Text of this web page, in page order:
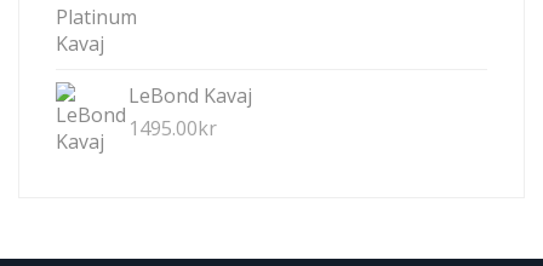
LeBond Kavaj
1495.00kr